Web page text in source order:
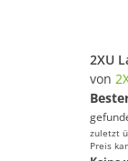
2XU
von
zuletzt
Preis